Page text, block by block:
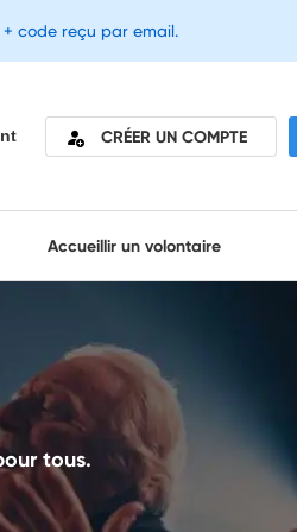
CRÉER UN COMPTE
Accueillir un volontaire
tous.
code reçu par email.